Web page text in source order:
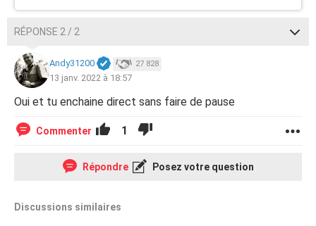
RÉPONSE 2 / 2
Andy31200 27 828
13 janv. 2022 à 18:57
Oui et tu enchaine direct sans faire de pause
Commenter 1
Répondre Posez votre question
Discussions similaires